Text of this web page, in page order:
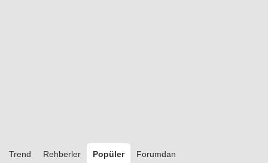
Trend Rehberler Popüler Forumdan